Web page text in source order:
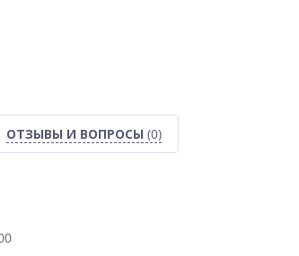
ОТЗЫВЫ И ВОПРОСЫ (0)